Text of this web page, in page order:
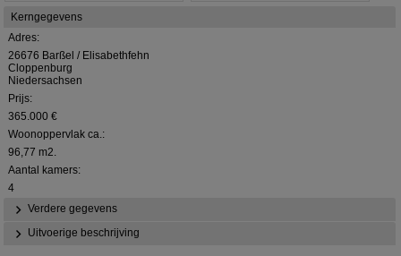
Kerngegevens
Adres:
26676 Barßel / Elisabethfehn
Cloppenburg
Niedersachsen
Prijs:
365.000 €
Woonoppervlak ca.:
96,77 m2.
Aantal kamers:
4
Verdere gegevens
Uitvoerige beschrijving